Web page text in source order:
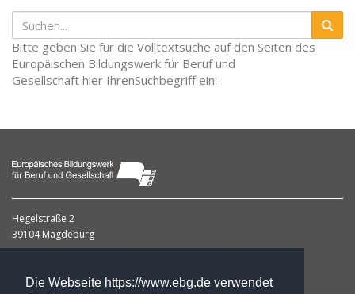
Die Webseite https://www.ebg.de verwendet
Suchen
Bitte geben Sie für die Volltextsuche auf den Seiten des
Europäischen Bildungswerk für Beruf und
Gesellschaft hier IhrenSuchbegriff ein:
Hegelstraße 2
39104 Magdeburg
gf@ebg.de